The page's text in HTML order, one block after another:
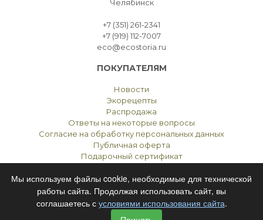
Челябинск
+7 (351) 261-2341
+7 (919) 112-7007
eco@ecostoria.ru
ПОКУПАТЕЛЯМ
Новости
Экорецепты
Распродажа
Ответы на некоторые вопросы
Согласие на обработку персональных данных
Публичная оферта
Подарочный сертификат
ЭКОСТОРИЯЧЕЛЯБИНСК © 2021
Мы используем файлы cookie, необходимые для технической
работы сайта. Продолжая использовать сайт, вы
соглашаетесь с условиями использования сайта.